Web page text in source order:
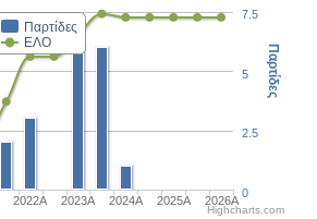
Παρτίδες
ΕΛΟ
2022A 2023Α 2024A 2025A 2026A
0
2.5
5
7.5
Παρτίδες
Highcharts.com